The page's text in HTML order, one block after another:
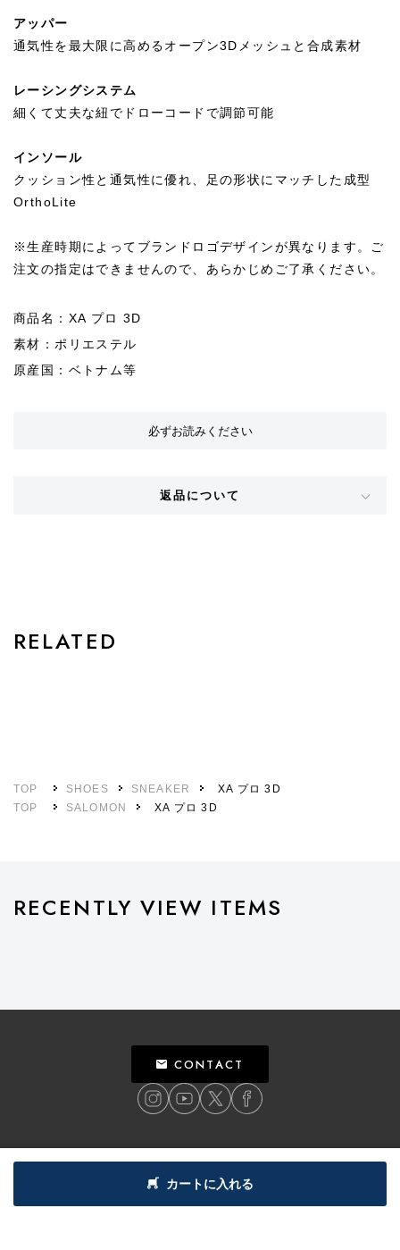
アッパー
通気性を最大限に高めるオープン3Dメッシュと合成素材
レーシングシステム
細くて丈夫な紐でドローコードで調節可能
インソール
クッション性と通気性に優れ、足の形状にマッチした成型
OrthoLite
※生産時期によってブランドロゴデザインが異なります。ご
注文の指定はできませんので、あらかじめご了承ください。
商品名：XA プロ 3D
素材：ポリエステル
原産国：ベトナム等
必ずお読みください
返品について
カートに入れる
RELATED
TOP SHOES SNEAKER
XA プロ 3D
TOP
SALOMON XA プロ 3D
RECENTLY VIEW ITEMS
CONTACT
特定商取引法による表記
利用規約
©2018 BILLY’S ENT